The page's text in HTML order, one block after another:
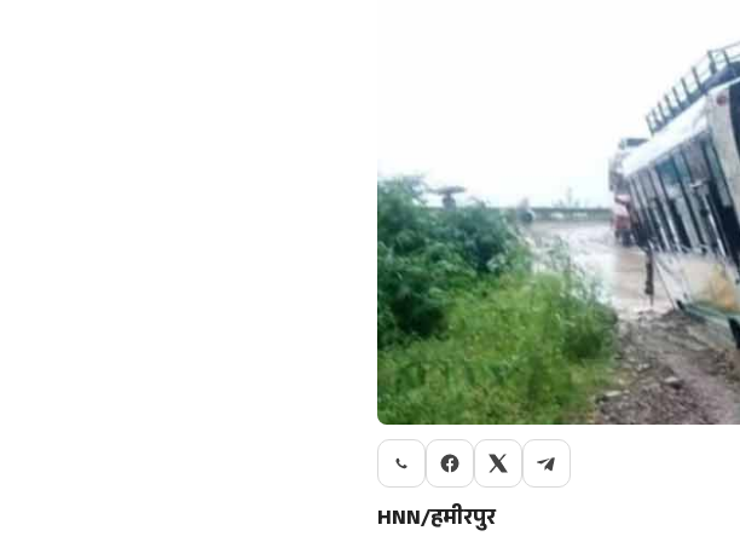
HNN/हमीरपुर